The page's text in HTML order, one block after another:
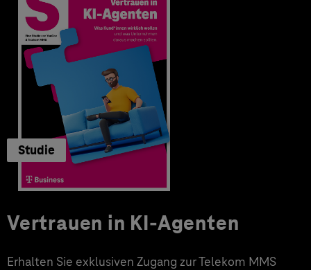
Studie
Vertrauen in KI-Agenten
Erhalten Sie exklusiven Zugang zur Telekom MMS